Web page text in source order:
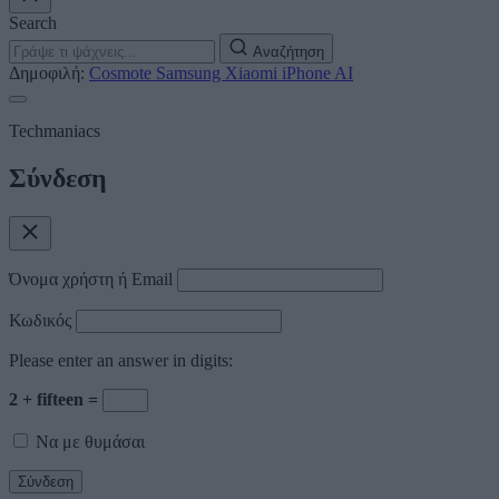
Search
Αναζήτηση
Δημοφιλή: Cosmote Samsung Xiaomi iPhone AI
Techmaniacs
Σύνδεση
Όνομα χρήστη ή Email
Κωδικός
Please enter an answer in digits:
2 + fifteen =
Να με θυμάσαι